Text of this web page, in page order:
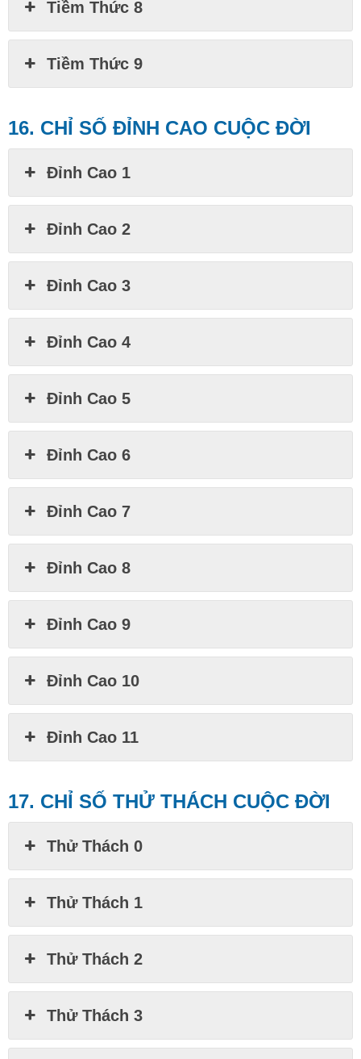
Tiềm Thức 8
Tiềm Thức 9
16. CHỈ SỐ ĐỈNH CAO CUỘC ĐỜI
Đỉnh Cao 1
Đỉnh Cao 2
Đỉnh Cao 3
Đỉnh Cao 4
Đỉnh Cao 5
Đỉnh Cao 6
Đỉnh Cao 7
Đỉnh Cao 8
Đỉnh Cao 9
Đỉnh Cao 10
Đỉnh Cao 11
17. CHỈ SỐ THỬ THÁCH CUỘC ĐỜI
Thử Thách 0
Thử Thách 1
Thử Thách 2
Thử Thách 3